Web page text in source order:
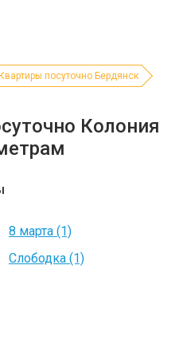
посуточно Бердянск
Колония
8 марта (1)
Слободка (1)